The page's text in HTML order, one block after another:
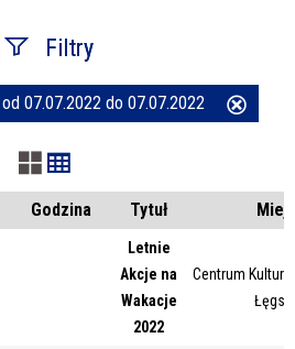
Filtry
od 07.07.2022 do 07.07.2022
Godzina Tytuł
Letnie
Akcje na
Wakacje
2022
Centrum Kultury